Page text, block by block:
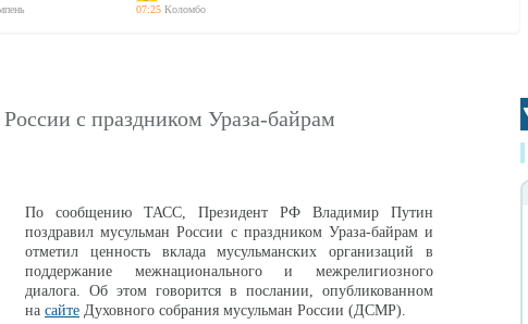
07:25 Коломбо
с праздником Ураза-байрам
По сообщению ТАСС, Президент РФ Владимир Путин
поздравил мусульман России с праздником Ураза-байрам и
отметил ценность вклада мусульманских организаций в
поддержание межнационального и межрелигиозного
диалога. Об этом говорится в послании, опубликованном
на сайте Духовного собрания мусульман России (ДСМР).